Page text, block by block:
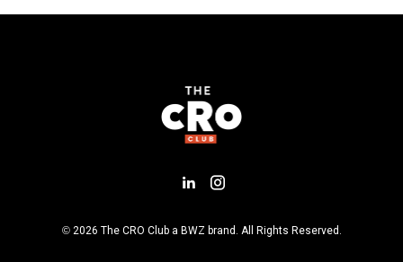
Add us on LinkedIn
Follow us on
© 2026 The CRO Club a BWZOpens new window
brand. All Rights Reserved.